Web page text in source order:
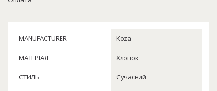
MANUFACTURER Koza
МАТЕРІАЛ Хлопок
СТИЛЬ Сучасний